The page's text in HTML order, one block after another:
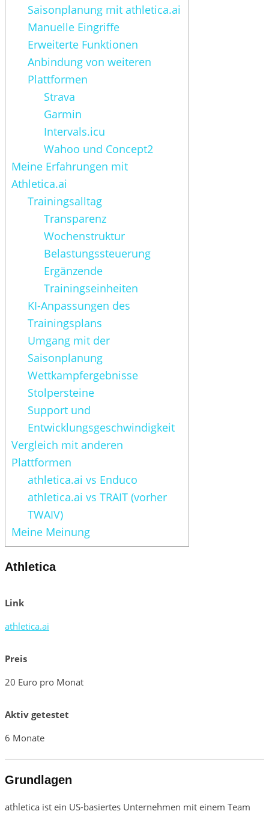
Saisonplanung mit athletica.ai
Manuelle Eingriffe
Erweiterte Funktionen
Anbindung von weiteren
Plattformen
Strava
Garmin
Intervals.icu
Wahoo und Concept2
Meine Erfahrungen mit
Athletica.ai
Trainingsalltag
Transparenz
Wochenstruktur
Belastungssteuerung
Ergänzende
Trainingseinheiten
KI-Anpassungen des
Trainingsplans
Umgang mit der
Saisonplanung
Wettkampfergebnisse
Stolpersteine
Support und
Entwicklungsgeschwindigkeit
Vergleich mit anderen
Plattformen
athletica.ai vs Enduco
athletica.ai vs TRAIT (vorher
TWAIV)
Meine Meinung
Athletica
Link
athletica.ai
Preis
20 Euro pro Monat
Aktiv getestet
6 Monate
Grundlagen
athletica ist ein US-basiertes Unternehmen mit einem Team